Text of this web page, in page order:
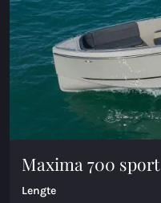
Maxima 700 sport
Lengte